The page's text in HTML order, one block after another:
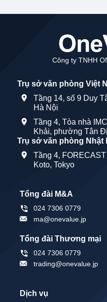
Công ty TNHH
Trụ sở văn phòng Việt
Tầng 14, số 9 Duy
Hà Nội
Tầng 4, Tòa nhà
Khải, phường Tân
Trụ sở văn phòng Nhật
Tầng 4,
Koto, Tokyo
Tổng đài M&A
024 7306 0779
ma@onevalue.jp
Tổng đài Thương mại
024 7306 0779
trading@onevalue.jp
Dịch vụ